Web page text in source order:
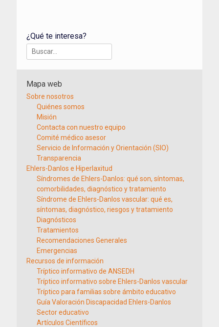
¿Qué te interesa?
Buscar:
Mapa web
Sobre nosotros
Quiénes somos
Misión
Contacta con nuestro equipo
Comité médico asesor
Servicio de Información y Orientación (SIO)
Transparencia
Ehlers-Danlos e Hiperlaxitud
Síndromes de Ehlers-Danlos: qué son, síntomas,
comorbilidades, diagnóstico y tratamiento
Síndrome de Ehlers-Danlos vascular: qué es,
síntomas, diagnóstico, riesgos y tratamiento
Diagnósticos
Tratamientos
Recomendaciones Generales
Emergencias
Recursos de información
Tríptico informativo de ANSEDH
Tríptico informativo sobre Ehlers-Danlos vascular
Tríptico para familias sobre ámbito educativo
Guía Valoración Discapacidad Ehlers-Danlos
Sector educativo
Artículos Científicos